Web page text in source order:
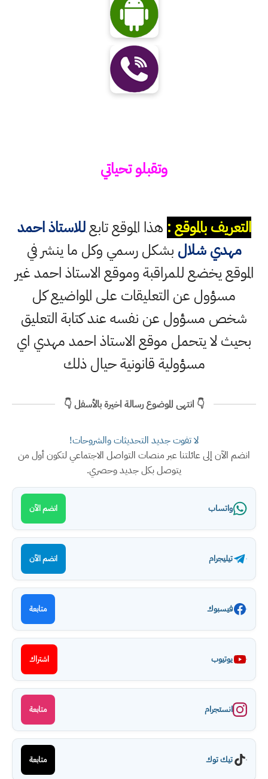
وتقبلو تحياتي
التعريف بالموقع : هذا الموقع تابعللاستاذ احمد
مهدي شلال بشكل رسمي وكل ما ينشر في
الموقع يخضع للمراقبة وموقع الاستاذ احمد غير
مسؤول عن التعليقات على المواضيع كل
شخص مسؤول عن نفسه عند كتابة التعليق
بحيث لا يتحمل موقع الاستاذ احمد مهدي اي
مسؤولية قانونية حيال ذلك
👇 انتهى الموضوع رسالة اخيرة بالأسفل 👇
لا تفوت جديد التحديثات والشروحات!
انضم الآن إلى عائلتنا عبر منصات التواصل الاجتماعي لتكون أول من
يتوصل بكل جديد وحصري.
واتساب انضم الآن
تيليجرام انضم الآن
فيسبوك متابعة
يوتيوب اشتراك
انستجرام متابعة
تيك توك متابعة